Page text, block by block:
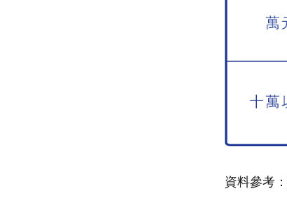
資料參考：